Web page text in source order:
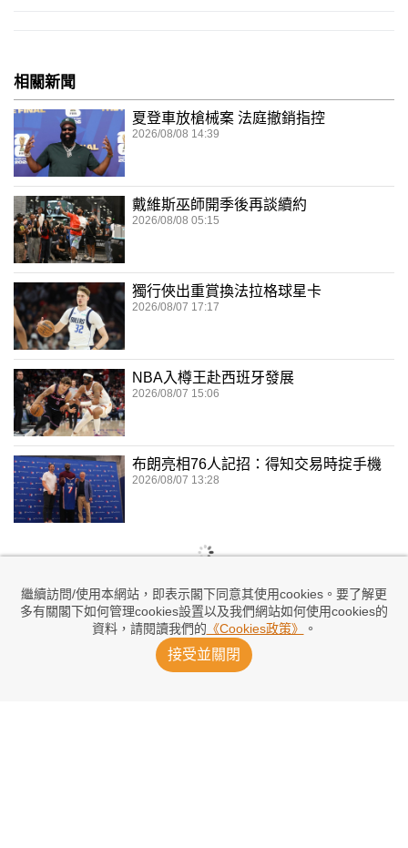
繼續訪問/使用本網站，即表示閣下同意其使用cookies。要了解更
多有關閣下如何管理cookies設置以及我們網站如何使用cookies的
資料，請閱讀我們的 《Cookies政策》 。
接受並關閉
相關新聞
夏登車放槍械案 法庭撤銷指控
2026/08/08 14:39
戴維斯巫師開季後再談續約
2026/08/08 05:15
獨行俠出重賞換法拉格球星卡
2026/08/07 17:17
NBA入樽王赴西班牙發展
2026/08/07 15:06
布朗亮相76人記招：得知交易時掟手機
2026/08/07 13:28